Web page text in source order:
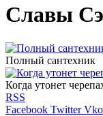
Славы
Полный сантехник
Когда утонет
RSS
Facebook Twitter